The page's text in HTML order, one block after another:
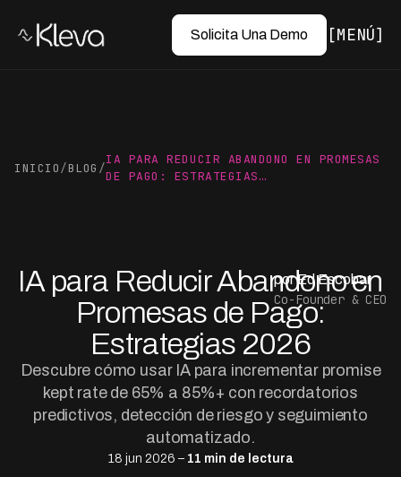
Solicita Una Demo MENÚ
INICIO/BLOG /
IA PARA REDUCIR ABANDONO EN PROMESAS
DE PAGO: ESTRATEGIAS…
IA para Reducir Abandono en
Promesas de Pago:
Estrategias 2026
Descubre cómo usar IA para incrementar promise
kept rate de 65% a 85%+ con recordatorios
predictivos, detección de riesgo y seguimiento
automatizado.
18 jun 2026 – 11 min de lectura
por Ed Escobar
Co-Founder & CEO